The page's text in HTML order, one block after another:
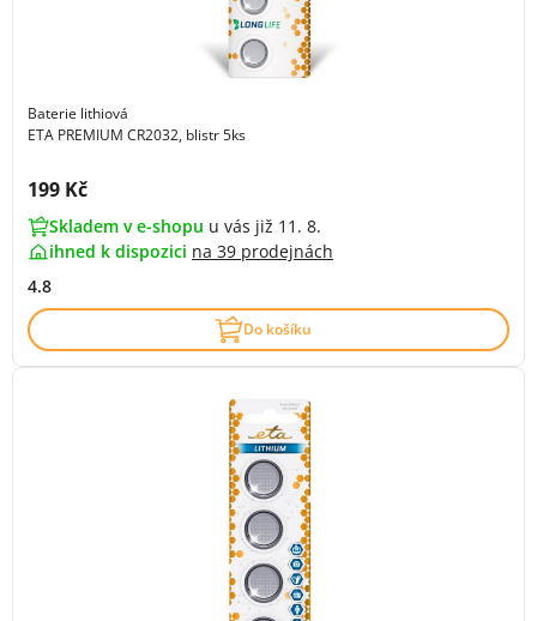
Baterie lithiová
ETA PREMIUM CR2032, blistr 5ks
Cena s DPH:
199 Kč
Skladem v e-shopu u vás již 11. 8.
ihned k dispozici na 39 prodejnách
4.8
Do košíku